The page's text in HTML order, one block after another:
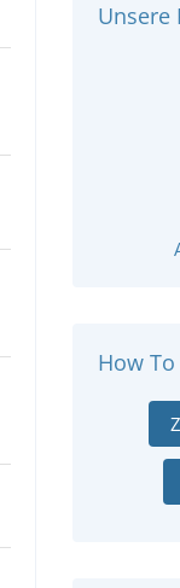
Unsere
How To